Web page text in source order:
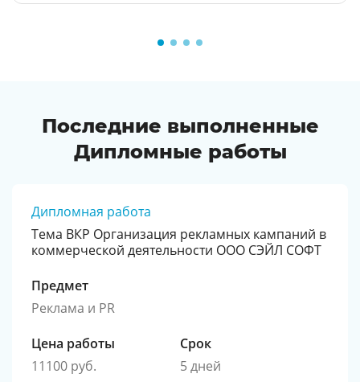
Последние выполненные
Дипломные работы
Дипломная работа
Тема ВКР Организация рекламных кампаний в
коммерческой деятельности ООО СЭЙЛ СОФТ
Предмет
Реклама и PR
Цена работы
11100 руб.
Срок
5 дней